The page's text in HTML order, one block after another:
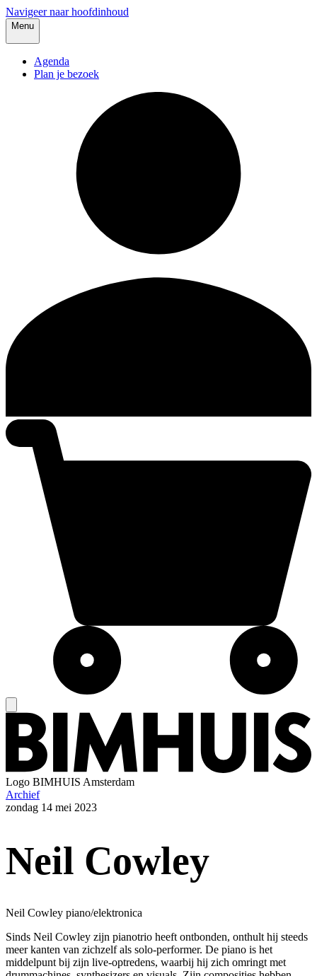
Navigeer naar hoofdinhoud
Menu
Agenda
Plan je bezoek
Logo BIMHUIS Amsterdam
Archief
zondag 14 mei 2023
Neil Cowley
Neil Cowley piano/elektronica
Sinds Neil Cowley zijn pianotrio heeft ontbonden, onthult hij steeds
meer kanten van zichzelf als solo-performer. De piano is het
middelpunt bij zijn live-optredens, waarbij hij zich omringt met